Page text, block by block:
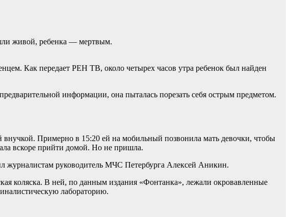
живой, ребенка — мертвым.
Как передает РЕН ТВ, около четырех часов утра ребенок был найден
информации, она пыталась порезать себя острым предметом.
Примерно в 15:20 ей на мобильный позвонила мать девочки, чтобы
вскоре прийти домой. Но не пришла.
журналистам руководитель МЧС Петербурга Алексей Аникин.
коляска. В ней, по данным издания «Фонтанка», лежали окровавленные
лабораторию.